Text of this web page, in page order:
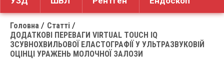
Головна
Статті
ДОДАТКОВІ ПЕРЕВАГИ VIRTUAL TOUCH IQ
ЗСУВНОХВИЛЬОВОЇ ЕЛАСТОГРАФІЇ У УЛЬТРАЗВУКОВІЙ
ОЦІНЦІ УРАЖЕНЬ МОЛОЧНОЇ ЗАЛОЗИ